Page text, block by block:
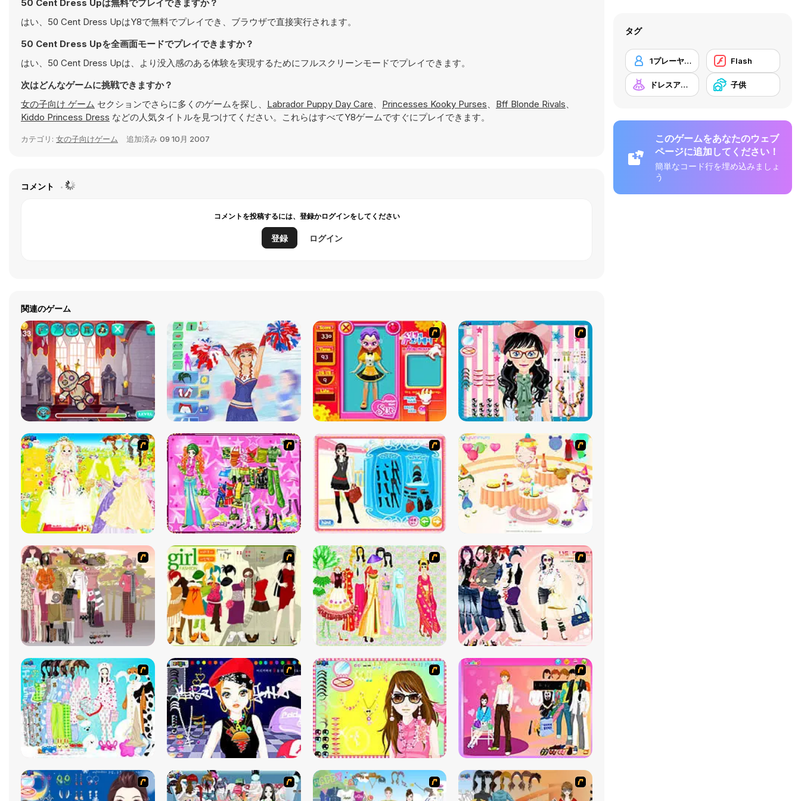
50 Cent Dress Upは無料でプレイできますか？
はい、50 Cent Dress UpはY8で無料でプレイでき、ブラウザで直接実行されます。
50 Cent Dress Upを全画面モードでプレイできますか？
はい、50 Cent Dress Upは、より没入感のある体験を実現するためにフルスクリーンモードでプレイできます。
次はどんなゲームに挑戦できますか？
女の子向け ゲーム セクションでさらに多くのゲームを探し、 Labrador Puppy Day Care、 Princesses Kooky Purses、 Bff Blonde Rivals、
Kiddo Princess Dress などの人気タイトルを見つけてください。これらはすべてY8ゲームですぐにプレイできます。
カテゴリ: 女の子向けゲーム 追加済み 09 10月 2007
コメント
コメントを投稿するには、登録かログインをしてください
登録 ログイン
関連のゲーム
タグ
1プレーヤー Flash
ドレスアップ 子供
このゲームをあなたのウェブ
ページに追加してください！
簡単なコード行を埋め込みましょ
う